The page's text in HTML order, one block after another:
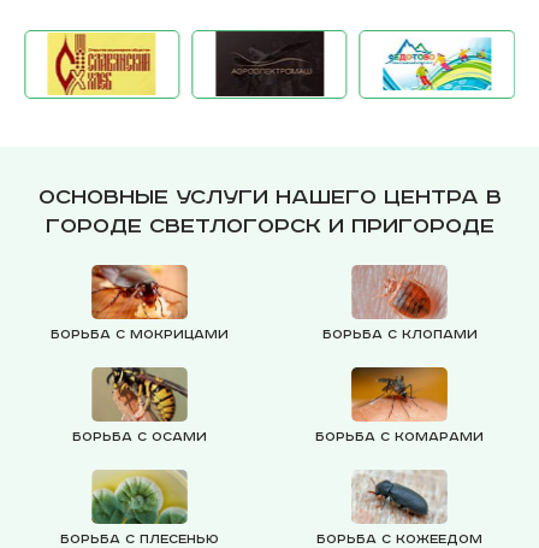
Основные услуги нашего центра в
городе Светлогорск и пригороде
Борьба с мокрицами Борьба с клопами
Борьба с осами Борьба с комарами
Борьба с плесенью Борьба с кожеедом